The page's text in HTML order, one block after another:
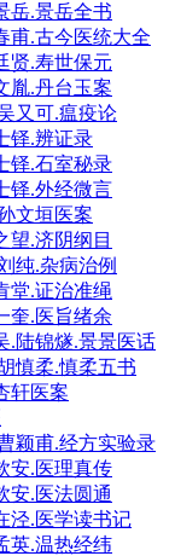
岳.景岳全书
甫.古今医统大全
贤.寿世保元
胤.丹台玉案
又可.瘟疫论
铎.辨证录
铎.石室秘录
铎.外经微言
文垣医案
望.济阴纲目
纯.杂病治例
堂.证治准绳
奎.医旨绪余
.陆锦燧.景景医话
慎柔.慎柔五书
轩医案
颖甫.经方实验录
安.医理真传
安.医法圆通
泾.医学读书记
英.温热经纬